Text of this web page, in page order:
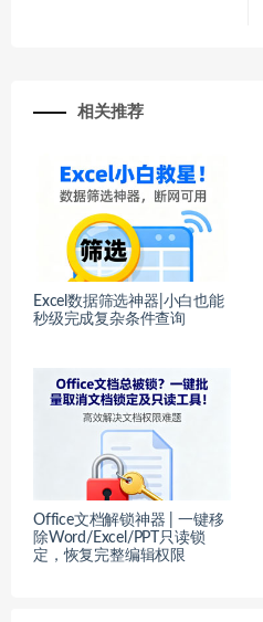
相关推荐
Excel数据筛选神器|小白也能
秒级完成复杂条件查询
Office文档解锁神器 | 一键移
除Word/Excel/PPT只读锁
定，恢复完整编辑权限